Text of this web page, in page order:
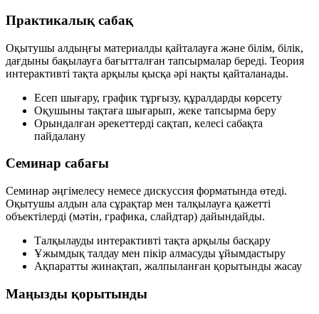
Практикалық сабақ
Оқытушы алдыңғы материалды қайталауға және білім, білік,
дағдыны бақылауға бағытталған тапсырмалар береді. Теория
интерактивті тақта арқылы қысқа әрі нақты қайталанады.
Есеп шығару, график тұрғызу, құралдарды көрсету
Оқушыны тақтаға шығарып, жеке тапсырма беру
Орындалған әрекеттерді сақтап, келесі сабақта
пайдалану
Семинар сабағы
Семинар әңгімелесу немесе дискуссия форматында өтеді.
Оқытушы алдын ала сұрақтар мен талқылауға қажетті
объектілерді (мәтін, графика, слайдтар) дайындайды.
Талқылауды интерактивті тақта арқылы басқару
Ұжымдық талдау мен пікір алмасуды ұйымдастыру
Ақпаратты жинақтап, жалпыланған қорытынды жасау
Маңызды қорытынды